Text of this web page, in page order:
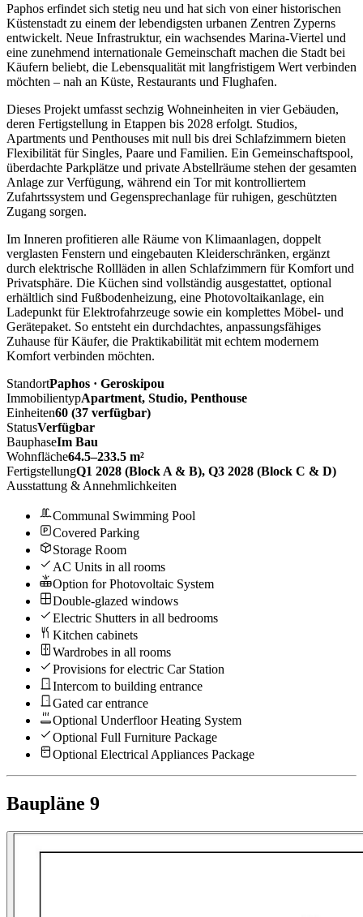
Paphos erfindet sich stetig neu und hat sich von einer historischen
Küstenstadt zu einem der lebendigsten urbanen Zentren Zyperns
entwickelt. Neue Infrastruktur, ein wachsendes Marina-Viertel und
eine zunehmend internationale Gemeinschaft machen die Stadt bei
Käufern beliebt, die Lebensqualität mit langfristigem Wert verbinden
möchten – nah an Küste, Restaurants und Flughafen.
Dieses Projekt umfasst sechzig Wohneinheiten in vier Gebäuden,
deren Fertigstellung in Etappen bis 2028 erfolgt. Studios,
Apartments und Penthouses mit null bis drei Schlafzimmern bieten
Flexibilität für Singles, Paare und Familien. Ein Gemeinschaftspool,
überdachte Parkplätze und private Abstellräume stehen der gesamten
Anlage zur Verfügung, während ein Tor mit kontrolliertem
Zufahrtssystem und Gegensprechanlage für ruhigen, geschützten
Zugang sorgen.
Im Inneren profitieren alle Räume von Klimaanlagen, doppelt
verglasten Fenstern und eingebauten Kleiderschränken, ergänzt
durch elektrische Rollläden in allen Schlafzimmern für Komfort und
Privatsphäre. Die Küchen sind vollständig ausgestattet, optional
erhältlich sind Fußbodenheizung, eine Photovoltaikanlage, ein
Ladepunkt für Elektrofahrzeuge sowie ein komplettes Möbel- und
Gerätepaket. So entsteht ein durchdachtes, anpassungsfähiges
Zuhause für Käufer, die Praktikabilität mit echtem modernem
Komfort verbinden möchten.
StandortPaphos · Geroskipou
ImmobilientypApartment, Studio, Penthouse
Einheiten60 (37 verfügbar)
StatusVerfügbar
BauphaseIm Bau
Wohnfläche64.5–233.5 m²
FertigstellungQ1 2028 (Block A & B), Q3 2028 (Block C & D)
Ausstattung & Annehmlichkeiten
Communal Swimming Pool
Covered Parking
Storage Room
AC Units in all rooms
Option for Photovoltaic System
Double-glazed windows
Electric Shutters in all bedrooms
Kitchen cabinets
Wardrobes in all rooms
Provisions for electric Car Station
Intercom to building entrance
Gated car entrance
Optional Underfloor Heating System
Optional Full Furniture Package
Optional Electrical Appliances Package
Baupläne 9